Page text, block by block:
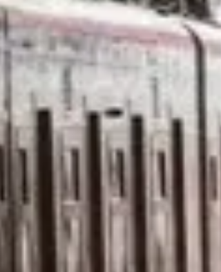
de São Paulo terão uma programação especial
na oferta de trens para acompanhar a
movimentação dos passageiros. Confira como
fica o esquema de funcionamento para cada
Programação dos Trens Quinta-feira (9/